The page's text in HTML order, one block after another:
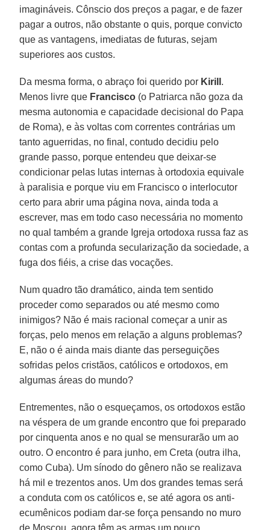
imagináveis. Cônscio dos preços a pagar, e de fazer
pagar a outros, não obstante o quis, porque convicto
que as vantagens, imediatas de futuras, sejam
superiores aos custos.
Da mesma forma, o abraço foi querido por Kirill .
Menos livre que Francisco (o Patriarca não goza da
mesma autonomia e capacidade decisional do Papa
de Roma), e às voltas com correntes contrárias um
tanto aguerridas, no final, contudo decidiu pelo
grande passo, porque entendeu que deixar-se
condicionar pelas lutas internas à ortodoxia equivale
à paralisia e porque viu em Francisco o interlocutor
certo para abrir uma página nova, ainda toda a
escrever, mas em todo caso necessária no momento
no qual também a grande Igreja ortodoxa russa faz as
contas com a profunda secularização da sociedade, a
fuga dos fiéis, a crise das vocações.
Num quadro tão dramático, ainda tem sentido
proceder como separados ou até mesmo como
inimigos? Não é mais racional começar a unir as
forças, pelo menos em relação a alguns problemas?
E, não o é ainda mais diante das perseguições
sofridas pelos cristãos, católicos e ortodoxos, em
algumas áreas do mundo?
Entrementes, não o esqueçamos, os ortodoxos estão
na véspera de um grande encontro que foi preparado
por cinquenta anos e no qual se mensurarão um ao
outro. O encontro é para junho, em Creta (outra ilha,
como Cuba). Um sínodo do gênero não se realizava
há mil e trezentos anos. Um dos grandes temas será
a conduta com os católicos e, se até agora os anti-
ecumênicos podiam dar-se força pensando no muro
de Moscou, agora têm as armas um pouco